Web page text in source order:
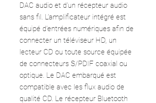
DAC audio et d’un récepteur audio
sans fil. L’amplificateur intégré est
équipé d’entrées numériques afin de
connecter un téléviseur HD, un
lecteur CD ou toute source équipée
de connecteurs S/PDIF coaxial ou
optique. Le DAC embarqué est
compatible avec les flux audio de
qualité CD. Le récepteur Bluetooth